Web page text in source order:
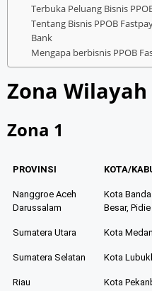
Terbuka Peluang Bisnis
Tentang Bisnis PPOB
Bank
Mengapa berbisnis PPOB
Zona
Zona 1
PROVINSI KOTA/
Nanggroe Aceh
Darussalam
Kota
Besar, Pidie
Sumatera Utara Kota
Sumatera Selatan Kota
Riau Kota